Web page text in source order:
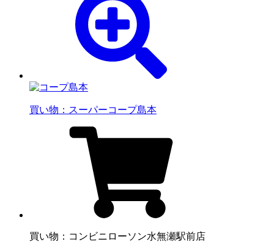
買い物：スーパーコープ島本
買い物：コンビニ ローソン水無瀬駅前店